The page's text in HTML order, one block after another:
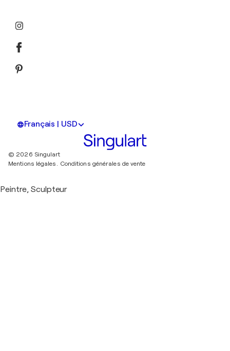
Français | USD
© 2026 Singulart
Mentions légales. Conditions générales de vente
Peintre, Sculpteur